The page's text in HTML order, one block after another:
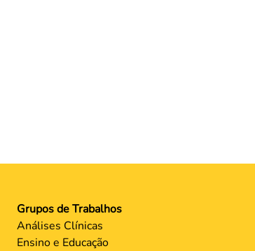
Grupos de Trabalhos
Análises Clínicas
Ensino e Educação